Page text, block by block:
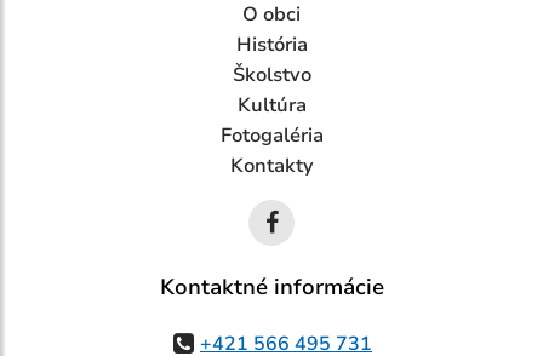
O obci
História
Školstvo
Kultúra
Fotogaléria
Kontakty
Kontaktné informácie
+421 566 495 731